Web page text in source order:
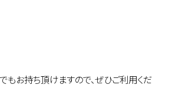
もお持ち頂けますので、ぜひご利用くだ